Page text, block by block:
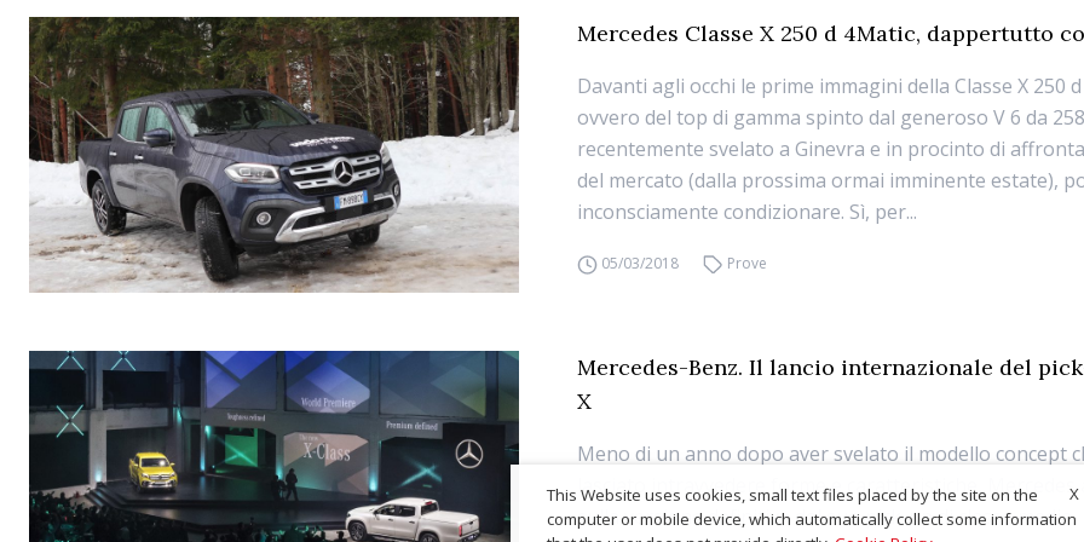
Mercedes Classe X 250 d 4Matic, dappertutto
Davanti agli occhi le prime immagini della Classe X 250
ovvero del top di gamma spinto dal generoso V 6 da
recentemente svelato a Ginevra e in procinto di
del mercato (dalla prossima ormai imminente estate),
inconsciamente condizionare. Sì, per...
05/03/2018 Prove
Mercedes-Benz. Il lancio internazionale del
X
Meno di un anno dopo aver svelato il modello concept
lasciato intravvedere forme e caratteristiche, Mercedes
sulla versione definitiva del suo pick-up di classe
X
This Website uses cookies, small text files placed by the site on the
computer or mobile device, which automatically collect some information